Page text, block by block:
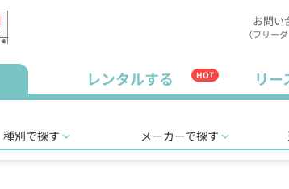
お問い
（フリー
レンタルする HOT リー
種別で探す メーカーで探す